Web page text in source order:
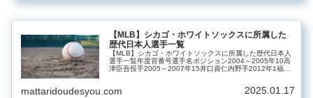
【MLB】シカゴ・ホワイトソックスに所属した
歴代日本人選手一覧
【MLB】シカゴ・ホワイトソックスに所属した歴代日本人
選手一覧年度背番号選手名ポジション2004～2005年10高
津臣吾投手2005～2007年15井口資仁内野手2012年1福留
mattaridoudesyou.com 2025.01.17